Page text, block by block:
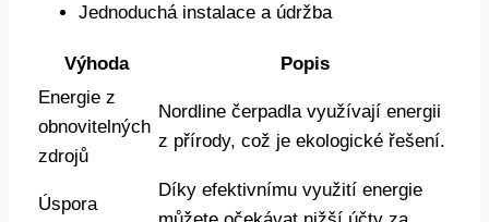
Jednoduchá instalace a údržba
Výhoda
Popis
Energie z
obnovitelných
zdrojů
Nordline čerpadla využívají energii
z přírody, což je ekologické řešení.
Úspora
Díky efektivnímu využití energie